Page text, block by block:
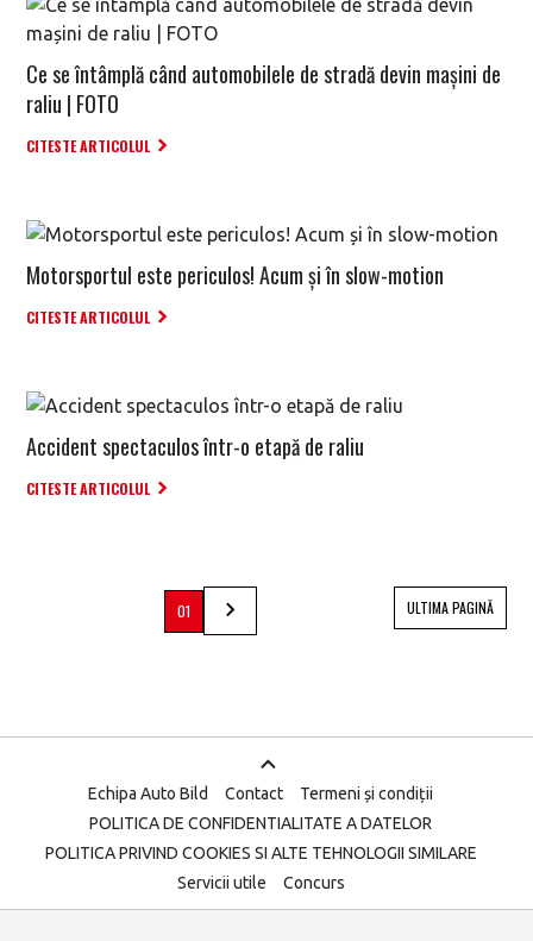
Ce se întâmplă când automobilele de stradă devin mașini de
raliu | FOTO
CITESTE ARTICOLUL
Motorsportul este periculos! Acum și în slow-motion
CITESTE ARTICOLUL
Accident spectaculos într-o etapă de raliu
CITESTE ARTICOLUL
01 ULTIMA PAGINĂ
Echipa Auto Bild Contact
Termeni și condiții
POLITICA DE CONFIDENTIALITATE A DATELOR
POLITICA PRIVIND COOKIES SI ALTE TEHNOLOGII SIMILARE
Servicii utile
Concurs